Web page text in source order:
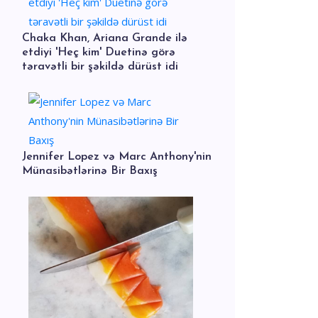
Chaka Khan, Ariana Grande ilə
etdiyi 'Heç kim' Duetinə görə
təravətli bir şəkildə dürüst idi
Jennifer Lopez və Marc Anthony'nin
Münasibətlərinə Bir Baxış